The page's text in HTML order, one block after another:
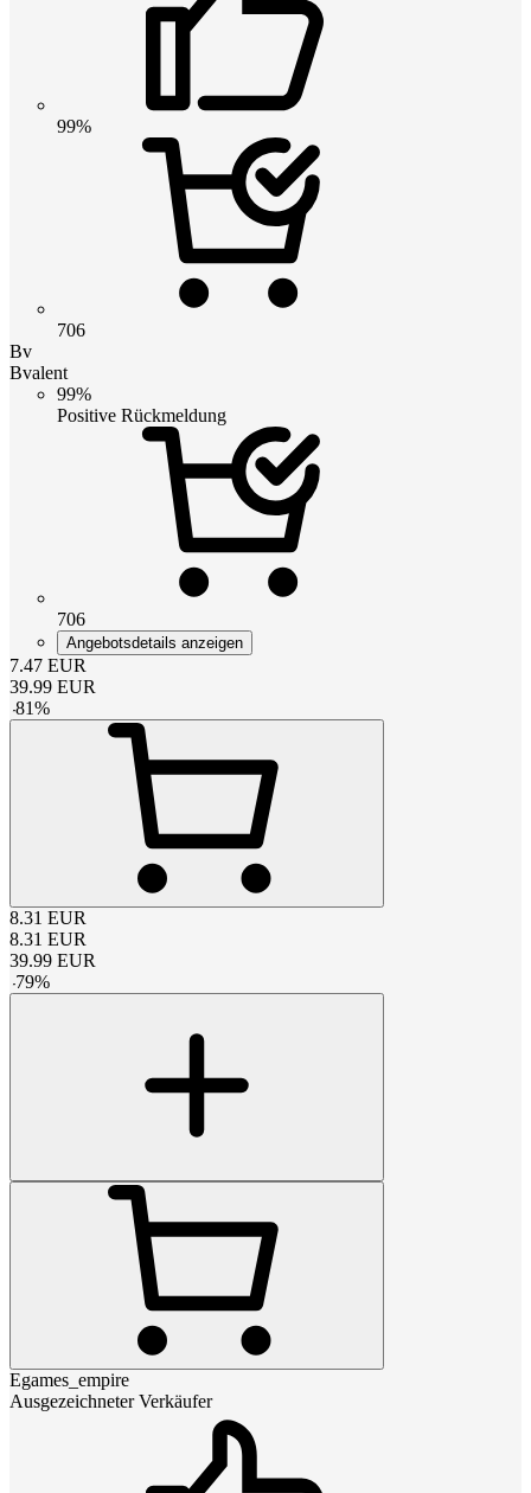
99%
706
Bv
Bvalent
99%
Positive Rückmeldung
706
Angebotsdetails anzeigen
7.47 EUR
39.99 EUR
-81%
8.31 EUR
8.31 EUR
39.99 EUR
-79%
Egames_empire
Ausgezeichneter Verkäufer